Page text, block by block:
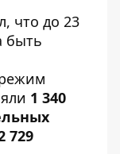
что до 23
быть
1 340
729